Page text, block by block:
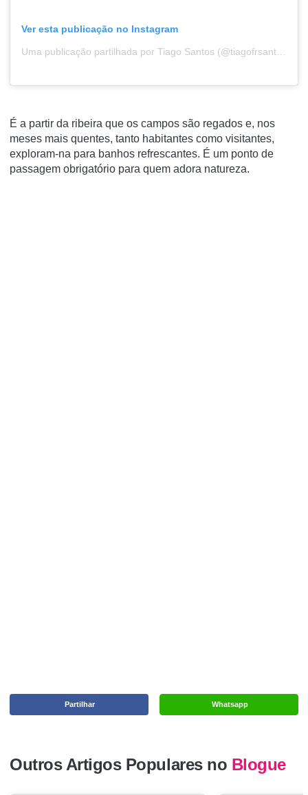
Ver esta publicação no Instagram
É a partir da ribeira que os campos são regados e, nos
meses mais quentes, tanto habitantes como visitantes,
exploram-na para banhos refrescantes. É um ponto de
passagem obrigatório para quem adora natureza.
Whatsapp
Partilhar
Outros Artigos Populares no Blogue